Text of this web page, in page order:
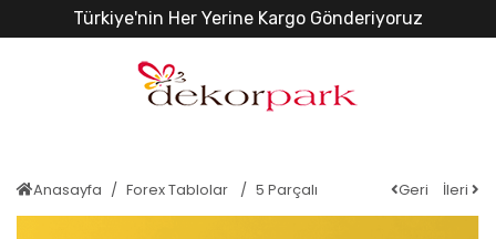
Türkiye'nin Her Yerine Kargo Gönderiyoruz
Anasayfa Forex Tablolar 5 Parçalı Geri İleri